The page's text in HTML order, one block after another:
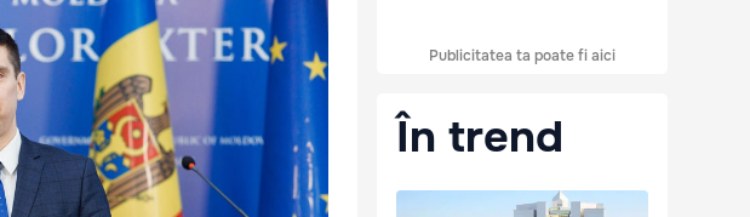
Publicitatea ta poate fi aici
În trend